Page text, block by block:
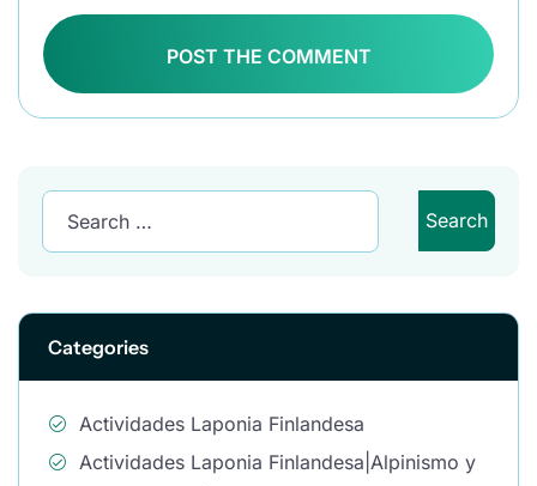
POST THE COMMENT
Categories
Actividades Laponia Finlandesa
Actividades Laponia Finlandesa|Alpinismo y